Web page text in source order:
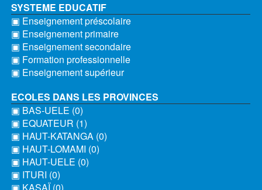
SYSTEME EDUCATIF
▣ Enseignement préscolaire
▣ Enseignement primaire
▣ Enseignement secondaire
▣ Formation professionnelle
▣ Enseignement supérieur
ECOLES DANS LES PROVINCES
▣ BAS-UELE (0)
▣ EQUATEUR (1)
▣ HAUT-KATANGA (0)
▣ HAUT-LOMAMI (0)
▣ HAUT-UELE (0)
▣ ITURI (0)